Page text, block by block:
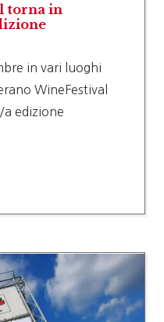
torna in
in vari luoghi
WineFestival
a edizione